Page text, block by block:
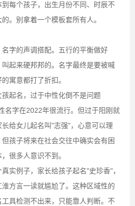
每个孩子，出生月份不同、时辰不
。别拿着一个模板套所有人。
字的声调搭配。五行的平衡做好
起来硬邦邦的。名字最终是要被喊
寓意都打了折扣。
起名，过于中性化倒不是问题
字在2022年很流行。但过于阳刚就
给女儿起名叫"志强"，心意可以理
孩子将来在社会交往中确实会有困
很多人意识不到。
实例子，家长给孩子起名"史珍香"，
方言一读就尴尬了。这种区域性的
具检测不出来，只能靠人判断。不